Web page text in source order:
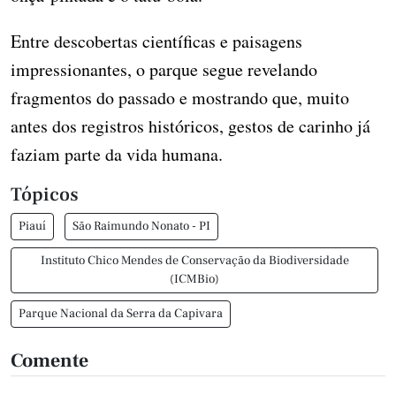
Entre descobertas científicas e paisagens
impressionantes, o parque segue revelando
fragmentos do passado e mostrando que, muito
antes dos registros históricos, gestos de carinho já
faziam parte da vida humana.
Tópicos
Piauí São Raimundo Nonato - PI
Instituto Chico Mendes de Conservação da Biodiversidade
(ICMBio)
Parque Nacional da Serra da Capivara
Comente